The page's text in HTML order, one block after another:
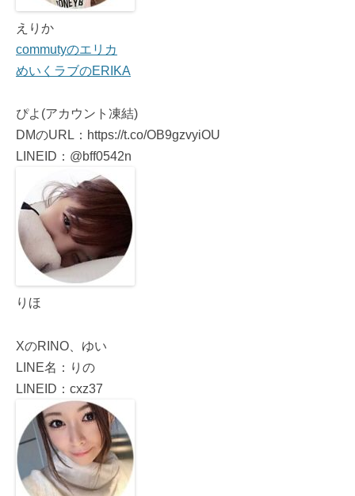
えりか
commutyのエリカ
めいくラブのERIKA
ぴよ(アカウント凍結)
DMのURL：https://t.co/OB9gzvyiOU
LINEID：@bff0542n
りほ
XのRINO、ゆい
LINE名：りの
LINEID：cxz37